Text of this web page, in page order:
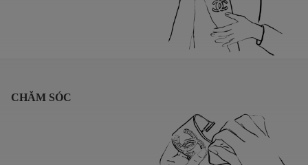
CHĂM SÓC